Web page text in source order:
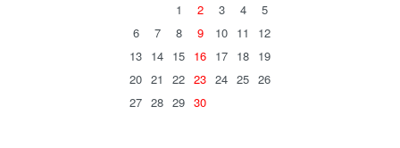
1
2 3 4
5
6
7 8 9 10 11
12
13 14 15 16 17 18 19
20 21 22 23 24 25 26
27 28 29 30